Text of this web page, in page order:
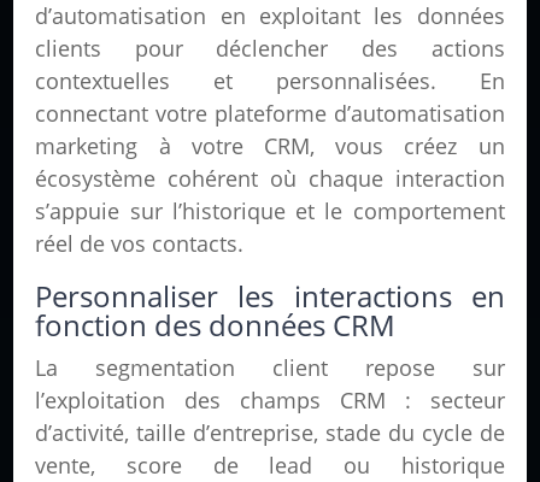
d’automatisation en exploitant les données
clients pour déclencher des actions
contextuelles et personnalisées. En
connectant votre plateforme d’automatisation
marketing à votre CRM, vous créez un
écosystème cohérent où chaque interaction
s’appuie sur l’historique et le comportement
réel de vos contacts.
Personnaliser les interactions en
fonction des données CRM
La segmentation client repose sur
l’exploitation des champs CRM : secteur
d’activité, taille d’entreprise, stade du cycle de
vente, score de lead ou historique